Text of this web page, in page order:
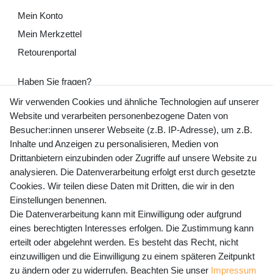
Mein Konto
Mein Merkzettel
Retourenportal
Haben Sie fragen?
+49 (0) 35243 460 400
Mo-Fr 9-15 Uhr
shop@banjado.com
Preisangaben inkl. gesetzl. MwSt. und zzgl. Service- und
Versandkosten
Newsletter Anmeldung - Keine Angebote
mehr verpassen!
Wir verwenden Cookies und ähnliche Technologien auf unserer
Website und verarbeiten personenbezogene Daten von
Besucher:innen unserer Webseite (z.B. IP-Adresse), um z.B.
Inhalte und Anzeigen zu personalisieren, Medien von
Drittanbietern einzubinden oder Zugriffe auf unsere Website zu
analysieren. Die Datenverarbeitung erfolgt erst durch gesetzte
Cookies. Wir teilen diese Daten mit Dritten, die wir in den
Einstellungen benennen.
Die Datenverarbeitung kann mit Einwilligung oder aufgrund
eines berechtigten Interesses erfolgen. Die Zustimmung kann
erteilt oder abgelehnt werden. Es besteht das Recht, nicht
einzuwilligen und die Einwilligung zu einem späteren Zeitpunkt
zu ändern oder zu widerrufen. Beachten Sie unser Impressum